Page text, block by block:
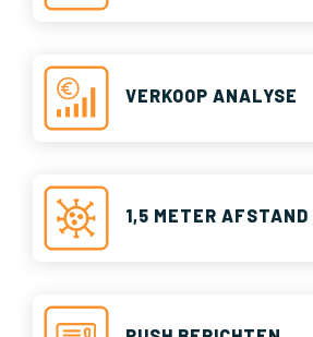
VERKOOP ANALYSE
1,5 METER AFSTAND